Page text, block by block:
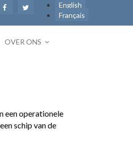
English
Français
OVER ONS
een operationele
schip van de